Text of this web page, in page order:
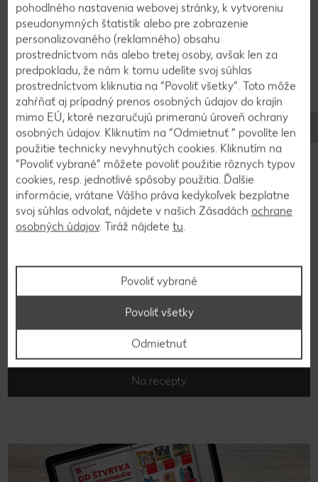
Späť na prehľad
Stovky chutných receptov
Hľadáte inšpiráciu na varenie? Tak ste tu správne!
Nahliadnite do našej on-line kuchárky a vyberajte z
množstva chutných receptov.
Na recepty
pohodlného nastavenia webovej stránky, k vytvoreniu
pseudonymných štatistík alebo pre zobrazenie
personalizovaného (reklamného) obsahu
prostredníctvom nás alebo tretej osoby, avšak len za
predpokladu, že nám k tomu udelíte svoj súhlas
prostredníctvom kliknutia na “Povoliť všetky”. Toto môže
zahŕňať aj prípadný prenos osobných údajov do krajín
mimo EÚ, ktoré nezaručujú primeranú úroveň ochrany
osobných údajov. Kliknutím na “Odmietnuť ” povolíte len
použitie technicky nevyhnutých cookies. Kliknutím na
“Povoliť vybrané” môžete povoliť použitie rôznych typov
cookies, resp. jednotlivé spôsoby použitia. Ďalšie
informácie, vrátane Vášho práva kedykoľvek bezplatne
svoj súhlas odvolať, nájdete v našich Zásadách ochrane
osobných údajov. Tiráž nájdete tu.
Povoliť vybrané
Odmietnuť
Povoliť všetky